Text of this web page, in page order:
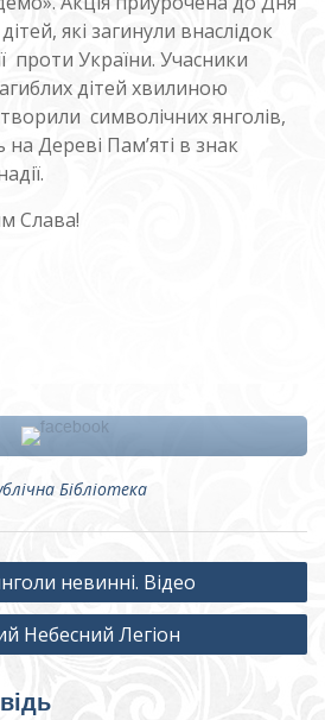
які загинули внаслідок
проти України. Учасники
дітей хвилиною
символічних янголів,
на Дереві Пам’яті в знак
Слава!
Бібліотека
невинні. Відео
Небесний Легіон